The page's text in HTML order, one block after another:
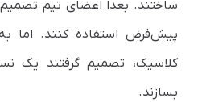
ساختند. بعداً اعضای تیم تصمیم
پیش‌فرض استفاده کنند. اما
کلاسیک، تصمیم گرفتند یک
بسازند.